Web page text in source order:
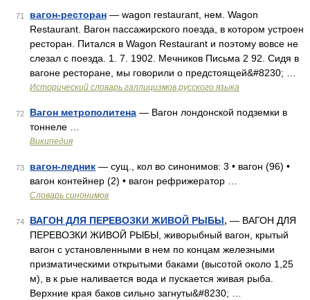
71 вагон-ресторан — wagon restaurant, нем. Wagon
Restaurant. Вагон пассажирского поезда, в котором устроен
ресторан. Питался в Wagon Restaurant и поэтому вовсе не
слезал с поезда. 1. 7. 1902. Мечников Письма 2 92. Сидя в
вагоне ресторане, мы говорили о предстоящей&#8230; …
Исторический словарь галлицизмов русского языка
72 Вагон метрополитена — Вагон лондонской подземки в
тоннеле …
Википедия
73 вагон-ледник — сущ., кол во синонимов: 3 • вагон (96) •
вагон контейнер (2) • вагон рефрижератор …
Словарь синонимов
74 ВАГОН ДЛЯ ПЕРЕВОЗКИ ЖИВОЙ РЫБЫ, — ВАГОН ДЛЯ
ПЕРЕВОЗКИ ЖИВОЙ РЫБЫ, живорыбный вагон, крытый
вагон с установленными в нем по концам железными
призматическими открытыми баками (высотой около 1,25
м), в к рые наливается вода и пускается живая рыба.
Верхние края баков сильно загнуты&#8230; …